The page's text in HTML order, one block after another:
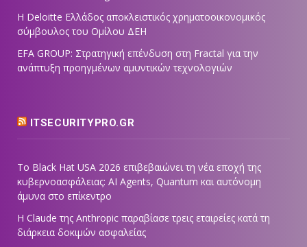
Η Deloitte Ελλάδος αποκλειστικός χρηματοοικονομικός
σύμβουλος του Ομίλου ΔΕΗ
EFA GROUP: Στρατηγική επένδυση στη Fractal για την
ανάπτυξη προηγμένων αμυντικών τεχνολογιών
ITSECURITYPRO.GR
Το Black Hat USA 2026 επιβεβαιώνει τη νέα εποχή της
κυβερνοασφάλειας: AI Agents, Quantum και αυτόνομη
άμυνα στο επίκεντρο
Η Claude της Anthropic παραβίασε τρεις εταιρείες κατά τη
διάρκεια δοκιμών ασφαλείας